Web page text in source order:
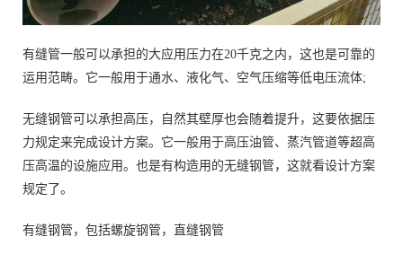
有缝管一般可以承担的大应用压力在20千克之内，这也是可靠的
运用范畴。它一般用于通水、液化气、空气压缩等低电压流体;
无缝钢管可以承担高压，自然其壁厚也会随着提升，这要依据压
力规定来完成设计方案。它一般用于高压油管、蒸汽管道等超高
压高温的设施应用。也是有构造用的无缝钢管，这就看设计方案
规定了。
有缝钢管，包括螺旋钢管，直缝钢管